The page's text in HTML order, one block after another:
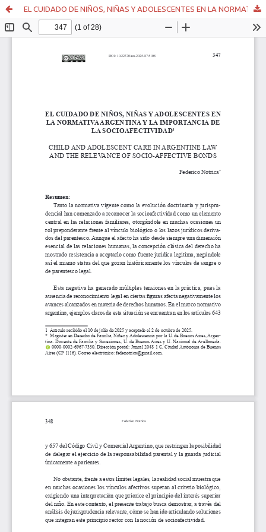
EL CUIDADO DE NIÑOS, NIÑAS Y ADOLESCENTES EN LA NORMATIVA ARGENTINA Y LA IMPORTANCIA DE LA SOCIOAFECTIVIDAD